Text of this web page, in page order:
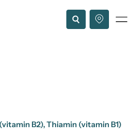
B2), Thiamin (vitamin B1)